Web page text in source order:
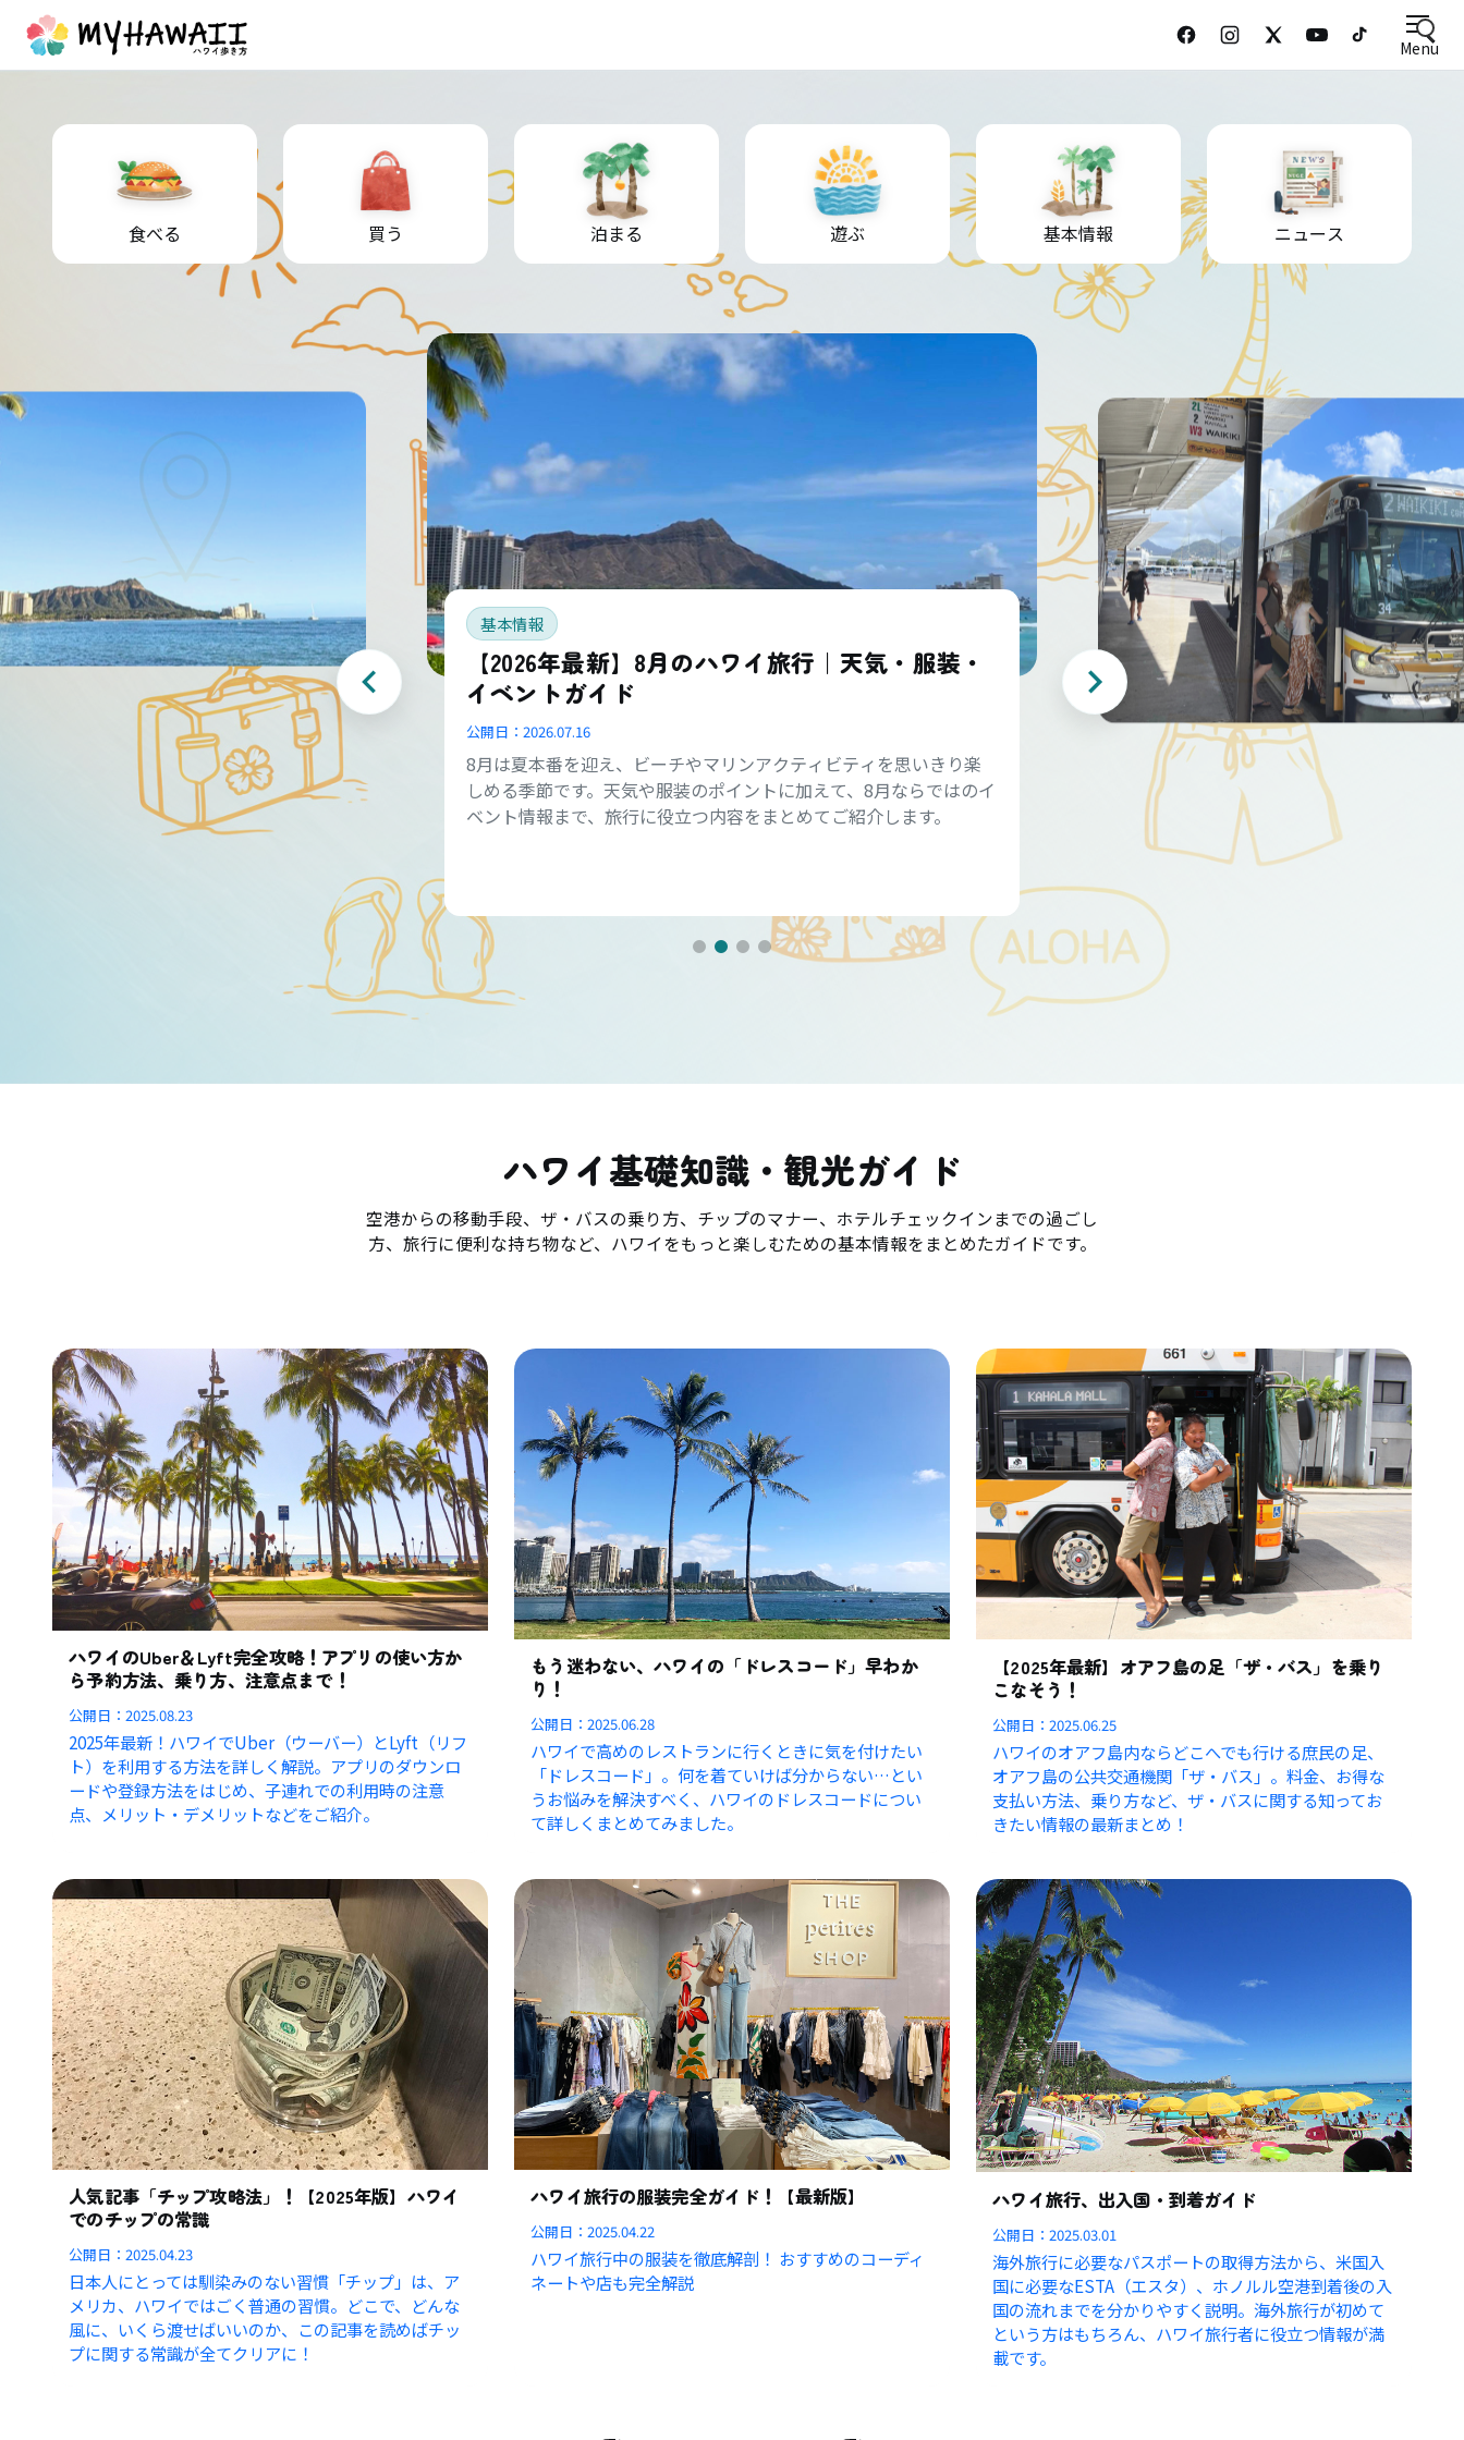
Menu
食べる 買う 泊まる 遊ぶ 基本情報 ニュース
基本情報
【2026年最新】8月のハワイ旅行｜天気・服装・
イベントガイド
公開日： 2026.07.16
8月は夏本番を迎え、ビーチやマリンアクティビティを思いきり楽
しめる季節です。天気や服装のポイントに加えて、8月ならではのイ
ベント情報まで、旅行に役立つ内容をまとめてご紹介します。
ハワイ基礎知識・観光ガイド
空港からの移動手段、ザ・バスの乗り方、チップのマナー、ホテルチェックインまでの過ごし
方、旅行に便利な持ち物など、ハワイをもっと楽しむための基本情報をまとめたガイドです。
ハワイのUber＆Lyft完全攻略！アプリの使い方か
ら予約方法、乗り方、注意点まで！
公開日：2025.08.23
2025年最新！ハワイでUber（ウーバー）とLyft（リフ
ト）を利用する方法を詳しく解説。アプリのダウンロ
ードや登録方法をはじめ、子連れでの利用時の注意
点、メリット・デメリットなどをご紹介。
もう迷わない、ハワイの「ドレスコード」早わか
り！
公開日：2025.06.28
ハワイで高めのレストランに行くときに気を付けたい
「ドレスコード」。何を着ていけば分からない…とい
うお悩みを解決すべく、ハワイのドレスコードについ
て詳しくまとめてみました。
【2025年最新】オアフ島の足「ザ・バス」を乗り
こなそう！
公開日：2025.06.25
ハワイのオアフ島内ならどこへでも行ける庶民の足、
オアフ島の公共交通機関「ザ・バス」。料金、お得な
支払い方法、乗り方など、ザ・バスに関する知ってお
きたい情報の最新まとめ！
人気記事「チップ攻略法」！【2025年版】ハワイ
でのチップの常識
公開日：2025.04.23
日本人にとっては馴染みのない習慣「チップ」は、ア
メリカ、ハワイではごく普通の習慣。どこで、どんな
風に、いくら渡せばいいのか、この記事を読めばチッ
プに関する常識が全てクリアに！
ハワイ旅行の服装完全ガイド！【最新版】
公開日：2025.04.22
ハワイ旅行中の服装を徹底解剖！ おすすめのコーディ
ネートや店も完全解説
ハワイ旅行、出入国・到着ガイド
公開日：2025.03.01
海外旅行に必要なパスポートの取得方法から、米国入
国に必要なESTA（エスタ）、ホノルル空港到着後の入
国の流れまでを分かりやすく説明。海外旅行が初めて
という方はもちろん、ハワイ旅行者に役立つ情報が満
載です。